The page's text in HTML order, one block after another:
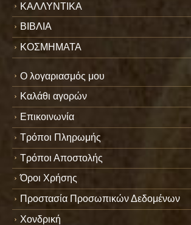
ΚΑΛΛΥΝΤΙΚΑ
ΒΙΒΛΙΑ
ΚΟΣΜΗΜΑΤΑ
Ο λογαριασμός μου
Καλάθι αγορών
Επικοινωνία
Τρόποι Πληρωμής
Τρόποι Αποστολής
Όροι Χρήσης
Προστασία Προσωπικών Δεδομένων
Χονδρική